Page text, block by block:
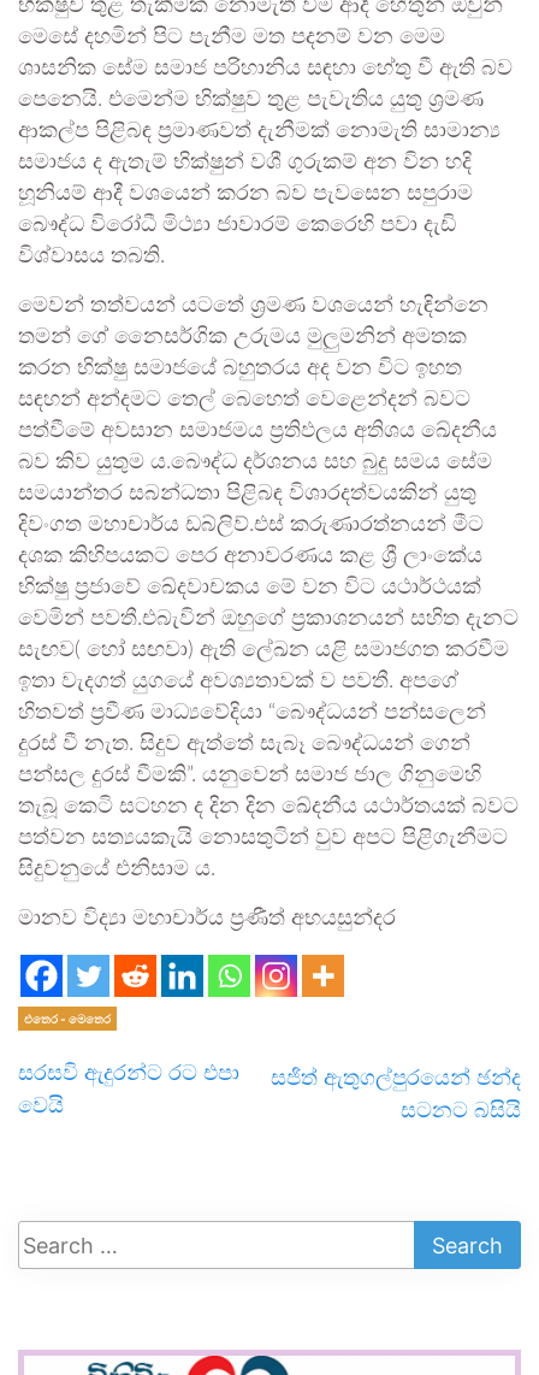
භික්ෂුව තුළ තැකීමක් නොමැති වීම ආදී හේතුන් ඔවුන්
මෙසේ දහමින් පිට පැනීම මත පදනම් වන මෙම
ශාසනික සේම සමාජ පරිහානිය සඳහා හේතු වී ඇති බව
පෙනෙයි. එමෙන්ම භික්ෂුව තුළ පැවැතිය යුතු ශ්‍රමණ
ආකල්ප පිළිබඳ ප්‍රමාණවත් දැනීමක් නොමැති සාමාන්‍ය
සමාජය ද ඇතැම් භික්ෂුන් වශී ගුරුකම් අන වින හදි
හූනියම් ආදී වශයෙන් කරන බව පැවසෙන සපුරාම
බෞද්ධ විරෝධී මිථ්‍යා ජාවාරම් කෙරෙහි පවා දැඩි
විශ්වාසය තබති.
මෙවන් තත්වයන් යටතේ ශ්‍රමණ වශයෙන් හැඳින්නෙ
තමන් ගේ නෛසර්ගික උරුමය මුලුමනින් අමතක
කරන භික්ෂු සමාජයේ බහුතරය අද වන විට ඉහත
සඳහන් අන්දමට තෙල් බෙහෙත් වෙළෙන්දන් බවට
පත්වීමේ අවසාන සමාජමය ප්‍රතිඵලය අතිශය ඛේදනීය
බව කිව යුතුම ය.බෞද්ධ දර්ශනය සහ බුදු සමය සේම
සමයාන්තර සබන්ධතා පිළිබඳ විශාරදත්වයකින් යුතු
දිවංගත මහාචාර්ය ඩබ්ලිව්.එස් කරුණාරත්නයන් මීට
දශක කිහිපයකට පෙර අනාවරණය කළ ශ්‍රී ලාංකේය
භික්ෂු ප්‍රජාවේ ඛේදවාචකය මේ වන විට යථාර්ථයක්
වෙමින් පවතී.එබැවින් ඔහුගේ ප්‍රකාශනයන් සහිත දැනට
සැඟව( හෝ සඟවා) ඇති ලේඛන යළි සමාජගත කරවීම
ඉතා වැදගත් යුගයේ අවශ්‍යතාවක් ව පවතී. අපගේ
හිතවත් ප්‍රවීණ මාධ්‍යවේදියා “බෞද්ධයන් පන්සලෙන්
දුරස් වී නැත. සිදුව ඇත්තේ සැබෑ බෞද්ධයන් ගෙන්
පන්සල දුරස් වීමකි”. යනුවෙන් සමාජ ජාල ගිනුමෙහි
තැබූ කෙටි සටහන ද දින දින ඛේදනීය යථාර්තයක් බවට
පත්වන සත්‍යයකැයි නොසතුටින් වුව අපට පිළිගැනීමට
සිදුවනුයේ එනිසාම ය.
මානව විද්‍යා මහාචාර්ය ප්‍රණීත් අභයසුන්දර
එතෙර - මෙතෙර
සරසවි ඇදුරන්ට රට එපා
වෙයි
සජිත් ඇතුගල්පුරයෙන් ඡන්ද
සටනට බසියි